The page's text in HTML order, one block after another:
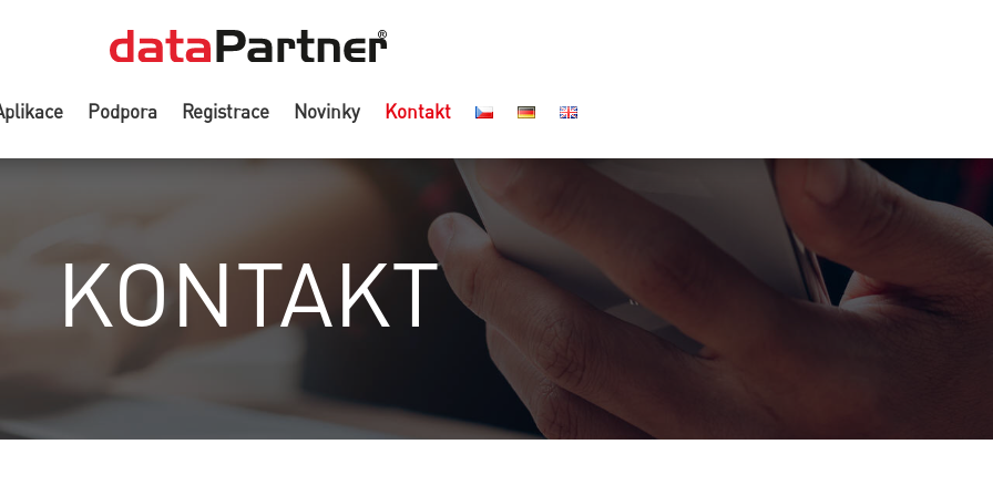
Podpora Registrace Novinky Kontakt
KONTAKT